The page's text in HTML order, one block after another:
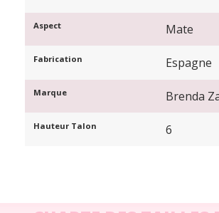
Aspect Mate
Fabrication Espagne
Marque Brenda
Hauteur Talon 6